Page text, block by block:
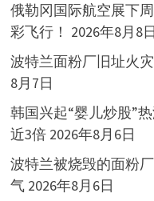
俄勒冈国际航空展下
彩飞行！ 2026年8月8日
波特兰面粉厂旧址火
8月7日
韩国兴起“婴儿炒股”
近3倍 2026年8月6日
波特兰被烧毁的面粉
气 2026年8月6日